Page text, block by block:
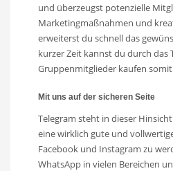
und überzeugst potenzielle
Marketingmaßnahmen und
erweiterst du schnell das
kurzer Zeit kannst du durch das
Gruppenmitglieder kaufen
Mit uns auf der sicheren Seite
Telegram steht in dieser
eine wirklich gute und
Facebook und Instagram zu
WhatsApp in vielen Bereichen